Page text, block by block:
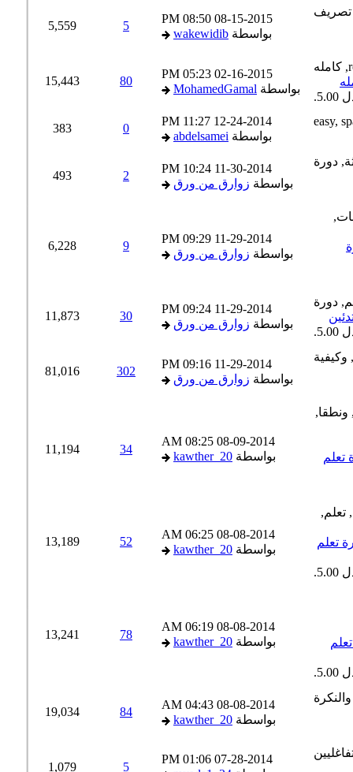
08-15-2015
08:50 PM
بواسطةwakewidib
5,559
02-16-2015
05:23 PM
بواسطةMohamedGamal
80
15,443
12-24-2014
11:27 PM
بواسطةabdelsamei
383
11-30-2014
10:24 PM
بواسطةزوارق من ورق
493
11-29-2014
09:29 PM
بواسطةزوارق من ورق
6,228
11-29-2014
09:24 PM
بواسطةزوارق من ورق
30
11,873
11-29-2014
09:16 PM
بواسطةزوارق من ورق
302
81,016
08-09-2014
08:25 AM
بواسطةkawther_20
34
11,194
تعلم
08-08-2014
06:25 AM
بواسطةkawther_20
52
13,189
08-08-2014
06:19 AM
بواسطةkawther_20
78
13,241
08-08-2014
04:43 AM
بواسطةkawther_20
84
19,034
07-28-2014
01:06 PM
1,079